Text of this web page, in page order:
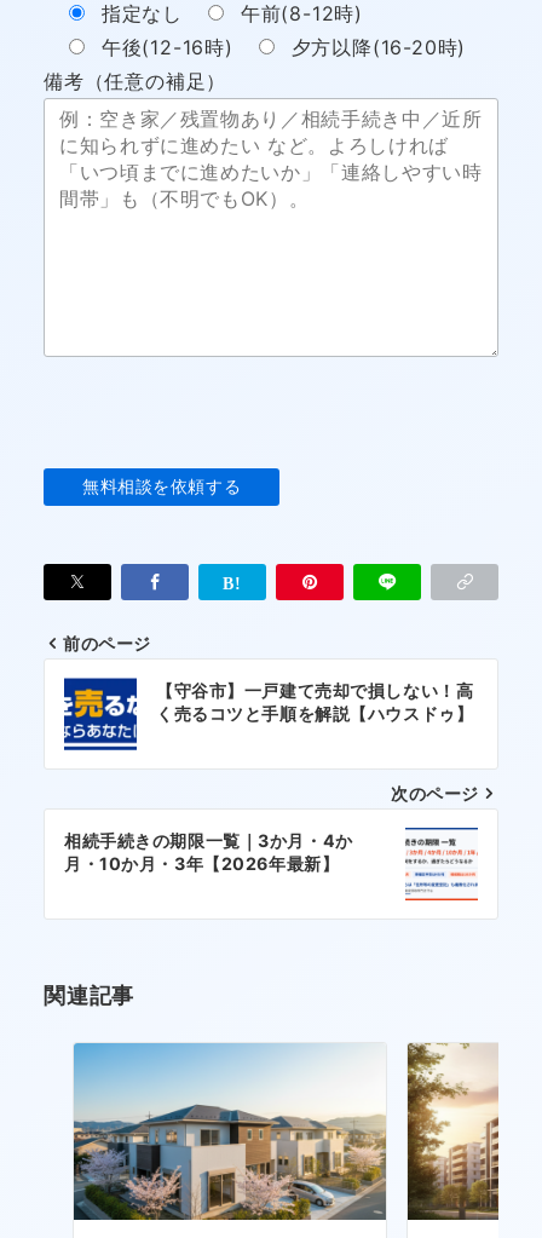
指定なし
午前(8-12時)
午後(12-16時)
夕方以降(16-20時)
備考（任意の補足）
投
稿
ナ
ビ
ゲ
シ
ン
前のページ
【守谷市】一戸建て売却で損しない！高
く売るコツと手順を解説【ハウスドゥ】
次のページ
相続手続きの期限一覧｜3か月・4か
月・10か月・3年【2026年最新】
関連記事